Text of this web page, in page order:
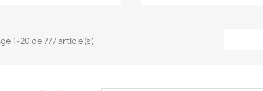
1-20 de 777 article(s)